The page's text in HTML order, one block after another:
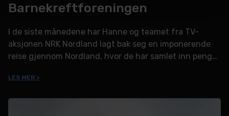
Barnekreftforeningen
I de siste månedene har Hanne og teamet fra TV-
aksjonen NRK Nordland lagt bak seg en imponerende
reise gjennom Nordland, hvor de har samlet inn penger
LES MER >